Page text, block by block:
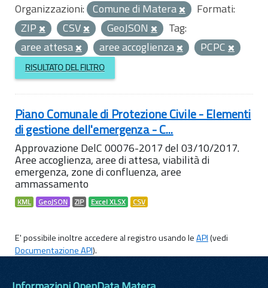
Organizzazioni: Comune di Matera
Formati:
ZIP
CSV GeoJSON
Tag:
aree attesa
aree accoglienza PCPC
RISULTATO DEL FILTRO
Piano Comunale di Protezione Civile - Elementi
di gestione dell'emergenza - C...
Approvazione DelC 00076-2017 del 03/10/2017.
Aree accoglienza, aree di attesa, viabilità di
emergenza, zone di confluenza, aree
ammassamento
KML GeoJSON ZIP Excel XLSX CSV
E' possibile inoltre accedere al registro usando leAPI(vedi
Documentazione API).